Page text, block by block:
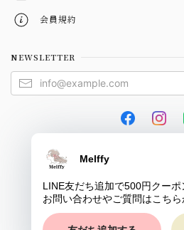
会員規約
NEWSLETTER